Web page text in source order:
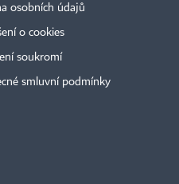
osobních údajů
o cookies
soukromí
smluvní podmínky